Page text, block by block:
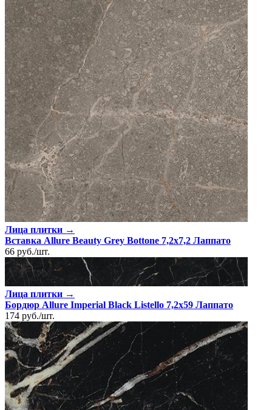
Лица плитки →
Вставка Allure Beauty Grey Bottone 7,2x7,2 Лаппато
66 руб./шт.
Лица плитки →
Бордюр Allure Imperial Black Listello 7,2x59 Лаппато
174 руб./шт.